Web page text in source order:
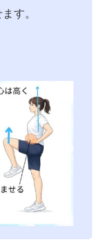
す。